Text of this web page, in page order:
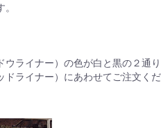
ウライナー）の色が白と黒の２通り
ドライナー）にあわせてご注文くだ